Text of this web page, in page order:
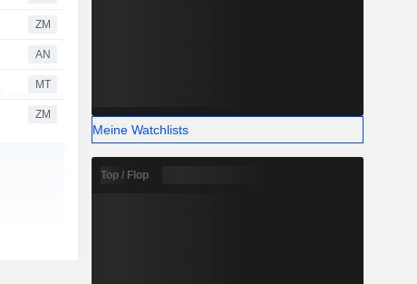
ZM
AN
MT
ZM
Meine Watchlists
Top / Flop